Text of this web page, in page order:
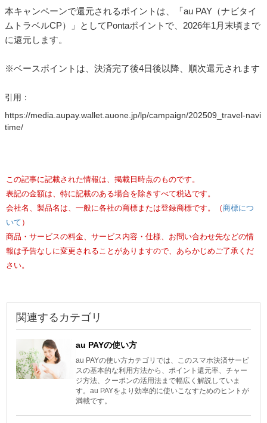
本キャンペーンで還元されるポイントは、「au PAY（ナビタイ
ムトラベルCP）」としてPontaポイントで、2026年1月末頃まで
に還元します。
※ベースポイントは、決済完了後4日後以降、順次還元されます
引用：
https://media.aupay.wallet.auone.jp/lp/campaign/202509_travel-navi
time/
この記事に記載された情報は、掲載日時点のものです。
表記の金額は、特に記載のある場合を除きすべて税込です。
会社名、製品名は、一般に各社の商標または登録商標です。（ 商標につ
いて ）
商品・サービスの料金、サービス内容・仕様、お問い合わせ先などの情
報は予告なしに変更されることがありますので、あらかじめご了承くだ
さい。
関連するカテゴリ
au PAYの使い方
au PAYの使い方カテゴリでは、このスマホ決済サービ
スの基本的な利用方法から、ポイント還元率、チャー
ジ方法、クーポンの活用法まで幅広く解説していま
す。au PAYをより効率的に使いこなすためのヒントが
満載です。